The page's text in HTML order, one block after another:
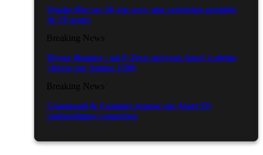
Quake fête ses 30 ans avec une extension gratuite
de 19 maps
Breaking News
Hyper Runner : un F-Zero nerveux lancé à pleine
vitesse sur Amiga 1200
Breaking News
Command & Conquer tourne sur Atari ST,
cinématiques comprises